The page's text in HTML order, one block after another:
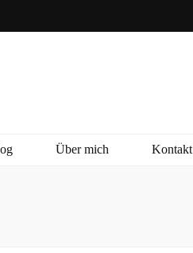
Über mich Kontakt